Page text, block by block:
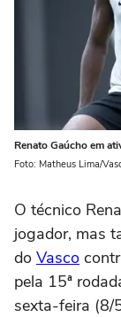
Renato Gaúcho em
Foto: Matheus Lima/
O técnico
jogador, mas
do Vasco
pela 15ª
sexta-feira (8/